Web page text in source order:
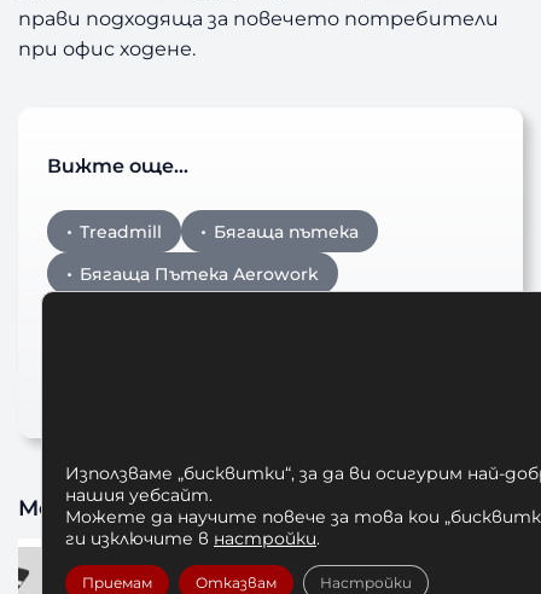
прави подходяща за повечето потребители
при офис ходене.
Вижте още…
Treadmill
Бягаща пътека
Бягаща Пътека Aerowork
Може да харесате също
Използваме „бисквитки“, за да ви осигурим най-
нашия уебсайт.
Можете да научите повече за това кои
ги изключите в настройки.
Приемам Отказвам Настройки